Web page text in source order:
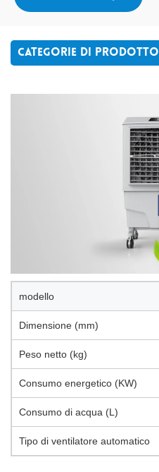
CATEGORIE DI PRODOTTO
modello
Dimensione (mm)
Peso netto (kg)
Consumo energetico (KW)
Consumo di acqua (L)
Tipo di ventilatore automatico